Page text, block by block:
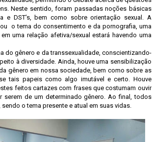
Neste sentido, foram passadas noções básicas
e DST’s, bem como sobre orientação sexual. A
o tema do consentimento e da pornografia, uma
uma relação afetiva/sexual estará havendo uma
do gênero e da transsexualidade, conscientizando-
à diversidade. Ainda, houve uma sensibilização
gênero em nossa sociedade, bem como sobre as
tais papeis como algo imutável e certo. Houve
feitos cartazes com frases que costumam ouvir
de um determinado gênero. Ao final, todos
o tema presente e atual em suas vidas.